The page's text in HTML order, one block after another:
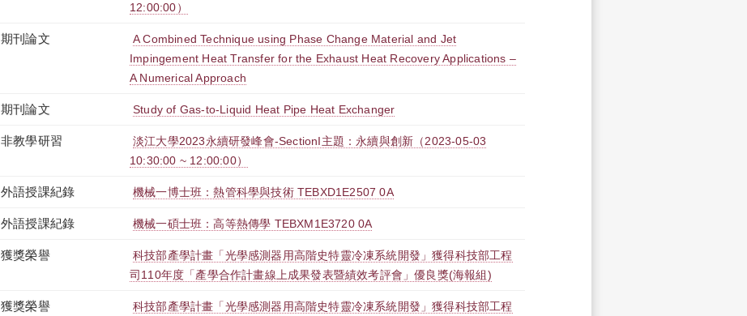
12:00:00）
期刊論文
A Combined Technique using Phase Change Material and Jet
Impingement Heat Transfer for the Exhaust Heat Recovery Applications –
A Numerical Approach
期刊論文 Study of Gas-to-Liquid Heat Pipe Heat Exchanger
非教學研習
淡江大學2023永續研發峰會-SectionI主題：永續與創新（2023-05-03
10:30:00 ~ 12:00:00）
外語授課紀錄 機械一博士班：熱管科學與技術 TEBXD1E2507 0A
外語授課紀錄 機械一碩士班：高等熱傳學 TEBXM1E3720 0A
獲獎榮譽
科技部產學計畫「光學感測器用高階史特靈冷凍系統開發」獲得科技部工程
司110年度「產學合作計畫線上成果發表暨績效考評會」優良獎(海報組)
獲獎榮譽
科技部產學計畫「光學感測器用高階史特靈冷凍系統開發」獲得科技部工程